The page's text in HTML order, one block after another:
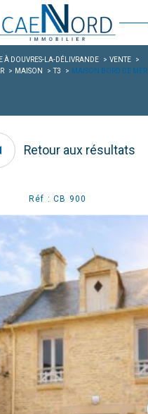
DOUVRES-LA-DÉLIVRANDE
VENTE
MAISON T3 MAISON BORD DE MER
Retour aux résultats
Réf : CB 900